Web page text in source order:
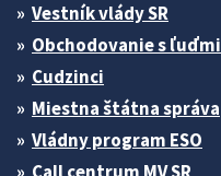
Vestník vlády SR
Obchodovanie s ľuďmi
Cudzinci
Miestna štátna správa
Vládny program ESO